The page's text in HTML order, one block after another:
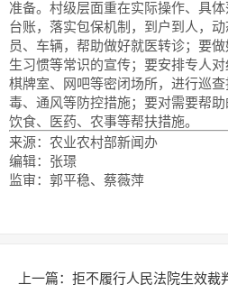
准备。村级层面重在实际操作、具
台账，落实包保机制，到户到人，
员、车辆，帮助做好就医转诊；要
生习惯等常识的宣传；要安排专人
棋牌室、网吧等密闭场所，进行巡
毒、通风等防控措施；要对需要帮
饮食、医药、农事等帮扶措施。
来源：农业农村部新闻办
编辑：张璟
监审：郭平稳、蔡薇萍
上一篇： 拒不履行人民法院生效裁